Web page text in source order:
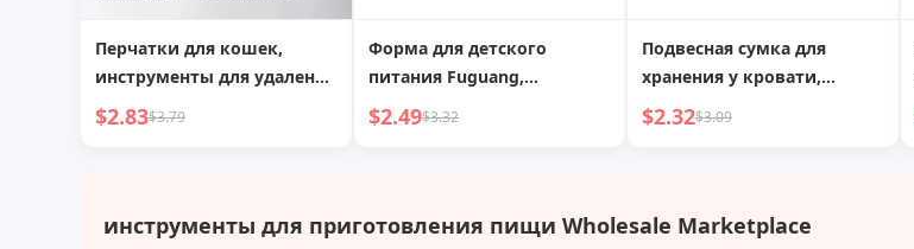
Перчатки для кошек,
инструменты для удаления
шерсти кошек, массажные
расчески для кошек,
$2.83$3.79
Форма для детского
питания Fuguang,
инструменты для выпечки
хранения детского
$2.49$3.32
Подвесная сумка для
хранения у кровати,
инструменты для
мелочей у кровати
$2.32$3.09
инструменты для приготовления пищи Wholesale Marketplace